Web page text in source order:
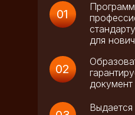
Выдается
02
для
01